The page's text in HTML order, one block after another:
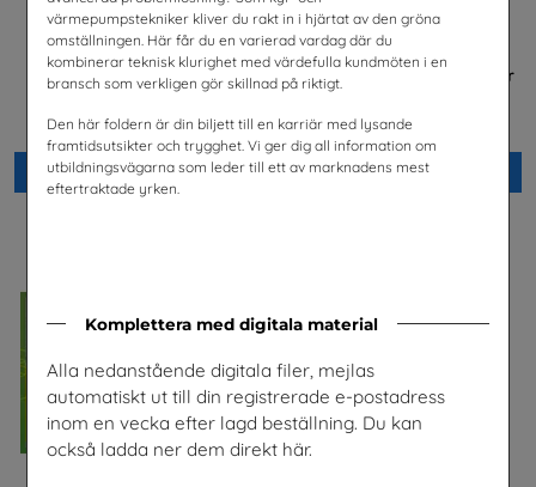
värmepumpstekniker kliver du rakt in i hjärtat av den gröna
omställningen. Här får du en varierad vardag där du
kombinerar teknisk klurighet med värdefulla kundmöten i en
bransch som verkligen gör skillnad på riktigt.
Den här foldern är din biljett till en karriär med lysande
framtidsutsikter och trygghet. Vi ger dig all information om
utbildningsvägarna som leder till ett av marknadens mest
eftertraktade yrken.
Komplettera med digitala material
Alla nedanstående digitala filer, mejlas
automatiskt ut till din registrerade e-postadress
inom en vecka efter lagd beställning. Du kan
också ladda ner dem direkt här.
Jobba i energibranschen
Energiföretagen Sverige
Beställ 0kr
FRAMTIDEN är i dina händer
Trä- och Möbelföretagen (TMF),
arbetsgivarorganisation
Beställ 0kr